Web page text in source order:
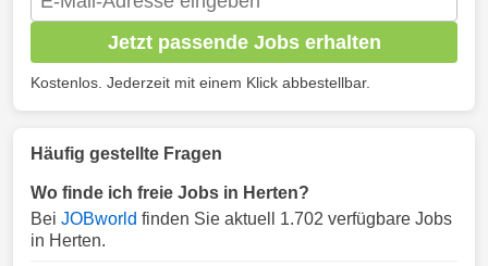
Jetzt passende Jobs erhalten
Kostenlos. Jederzeit mit einem Klick abbestellbar.
Häufig gestellte Fragen
Wo finde ich freie Jobs in Herten?
Bei JOBworld finden Sie aktuell 1.702 verfügbare Jobs
in Herten.